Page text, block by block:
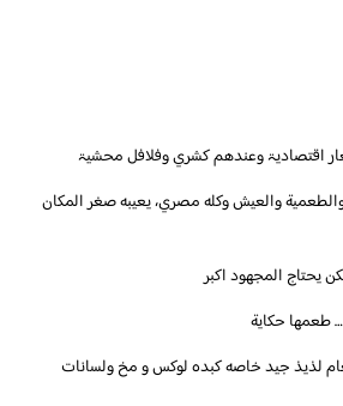
اقتصاديۃ وعندهم كشري وفلافل محشيۃ
الفول والطعمية والعيش وكله مصري، يعيبه صغر المكان
يحتاج المجهود اكبر
طعمها حكاية
لذيذ جيد خاصه كبده لوكس و مخ ولسانات